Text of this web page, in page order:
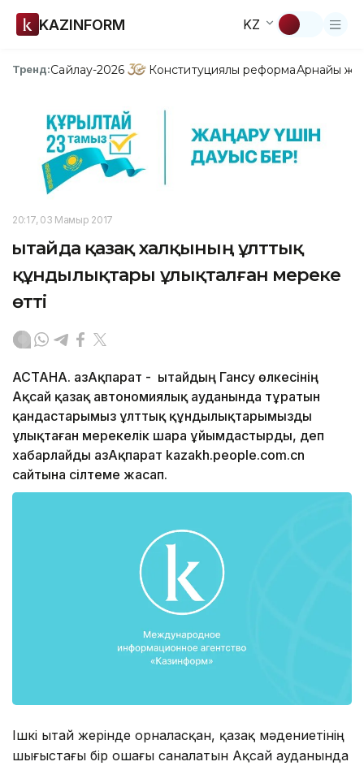
KAZINFORM KZ
Тренд:Сайлау-2026 Конституциялық реформаАрнайы
20:17, 03 Мамыр 2017
Қытайда қазақ халқының ұлттық
құндылықтары ұлықталған мереке
өтті
АСТАНА. ҚазАқпарат - Қытайдың Гансу өлкесінің
Ақсай қазақ автономиялық ауданында тұратын
қандастарымыз ұлттық құндылықтарымызды
ұлықтаған мерекелік шара ұйымдастырды, деп
хабарлайды ҚазАқпарат kazakh.people.com.cn
сайтына сілтеме жасап.
Ішкі Қытай жерінде орналасқан, қазақ мәдениетінің
шығыстағы бір ошағы саналатын Ақсай ауданында